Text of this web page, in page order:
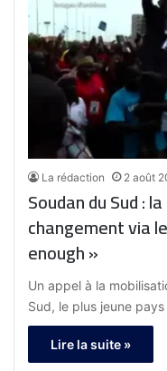
La rédaction 2 août
Soudan du Sud :
changement via
enough »
Un appel à la
Sud, le plus jeune
Lire la suite »